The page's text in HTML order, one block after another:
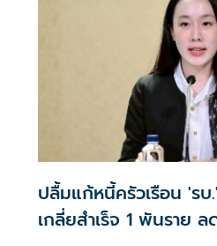
ปลื้มแก้หนี้ครัวเรือน 'รบ
เกลี่ยสำเร็จ 1 พันราย ล